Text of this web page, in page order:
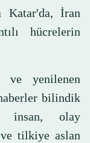
Katar'da, İran
hücrelerin
ve yenilenen
bilindik
olay
ve tilkiye aslan